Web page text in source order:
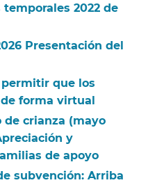
2022 de
Presentación del
permitir que los
forma virtual
de crianza (mayo
y
de apoyo
subvención: Arriba